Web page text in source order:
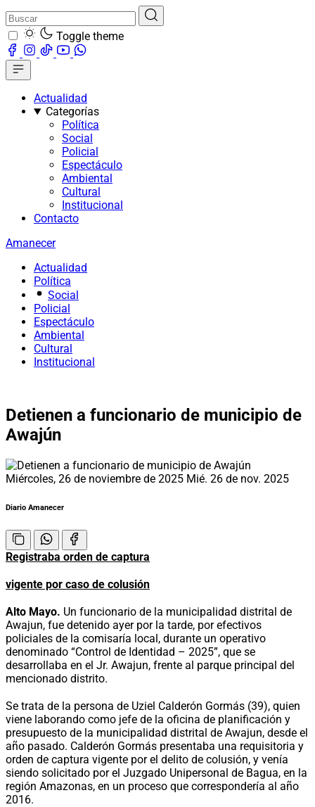
Toggle theme
Actualidad
Categorías
Política
Social
Policial
Espectáculo
Ambiental
Cultural
Institucional
Contacto
Amanecer
Actualidad
Política
Social
Policial
Espectáculo
Ambiental
Cultural
Institucional
Detienen a funcionario de municipio de
Awajún
Miércoles, 26 de noviembre de 2025 Mié. 26 de nov. 2025
Diario Amanecer
Registraba orden de captura
vigente por caso de colusión
Alto Mayo. Un funcionario de la municipalidad distrital de
Awajun, fue detenido ayer por la tarde, por efectivos
policiales de la comisaría local, durante un operativo
denominado “Control de Identidad – 2025”, que se
desarrollaba en el Jr. Awajun, frente al parque principal del
mencionado distrito.
Se trata de la persona de Uziel Calderón Gormás (39), quien
viene laborando como jefe de la oficina de planificación y
presupuesto de la municipalidad distrital de Awajun, desde el
año pasado. Calderón Gormás presentaba una requisitoria y
orden de captura vigente por el delito de colusión, y venía
siendo solicitado por el Juzgado Unipersonal de Bagua, en la
región Amazonas, en un proceso que correspondería al año
2016.